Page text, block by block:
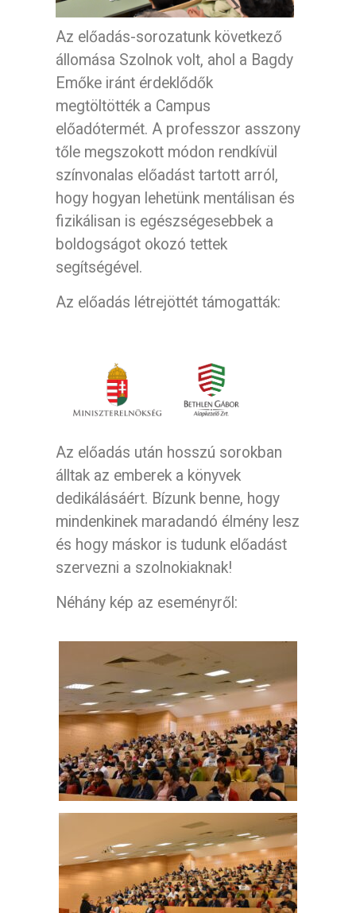
Az előadás-sorozatunk következő
állomása Szolnok volt, ahol a Bagdy
Emőke iránt érdeklődők
megtöltötték a Campus
előadótermét. A professzor asszony
tőle megszokott módon rendkívül
színvonalas előadást tartott arról,
hogy hogyan lehetünk mentálisan és
fizikálisan is egészségesebbek a
boldogságot okozó tettek
segítségével.
Az előadás létrejöttét támogatták:
Az előadás után hosszú sorokban
álltak az emberek a könyvek
dedikálásáért. Bízunk benne, hogy
mindenkinek maradandó élmény lesz
és hogy máskor is tudunk előadást
szervezni a szolnokiaknak!
Néhány kép az eseményről: